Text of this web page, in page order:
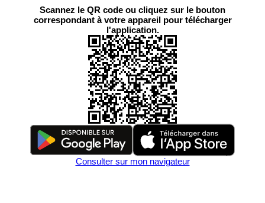
Scannez le QR code ou cliquez sur le bouton
correspondant à votre appareil pour télécharger
l'application.
Consulter sur mon navigateur